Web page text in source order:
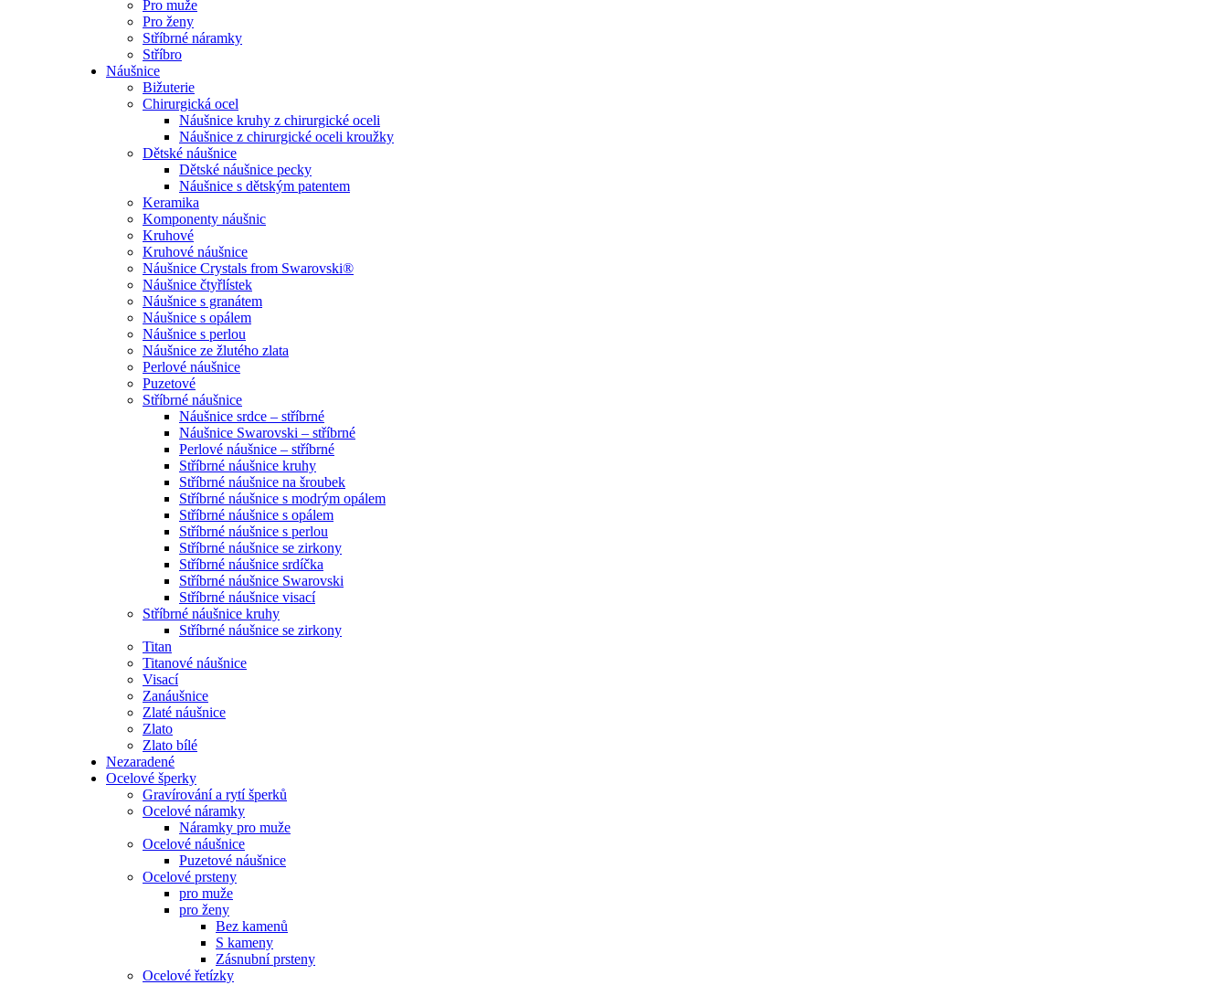
Pro muže
Pro ženy
Stříbrné náramky
Stříbro
Náušnice
Bižuterie
Chirurgická ocel
Náušnice kruhy z chirurgické oceli
Náušnice z chirurgické oceli kroužky
Dětské náušnice
Dětské náušnice pecky
Náušnice s dětským patentem
Keramika
Komponenty náušnic
Kruhové
Kruhové náušnice
Náušnice Crystals from Swarovski®
Náušnice čtyřlístek
Náušnice s granátem
Náušnice s opálem
Náušnice s perlou
Náušnice ze žlutého zlata
Perlové náušnice
Puzetové
Stříbrné náušnice
Náušnice srdce – stříbrné
Náušnice Swarovski – stříbrné
Perlové náušnice – stříbrné
Stříbrné náušnice kruhy
Stříbrné náušnice na šroubek
Stříbrné náušnice s modrým opálem
Stříbrné náušnice s opálem
Stříbrné náušnice s perlou
Stříbrné náušnice se zirkony
Stříbrné náušnice srdíčka
Stříbrné náušnice Swarovski
Stříbrné náušnice visací
Stříbrné náušnice kruhy
Stříbrné náušnice se zirkony
Titan
Titanové náušnice
Visací
Zanáušnice
Zlaté náušnice
Zlato
Zlato bílé
Nezaradené
Ocelové šperky
Gravírování a rytí šperků
Ocelové náramky
Náramky pro muže
Ocelové náušnice
Puzetové náušnice
Ocelové prsteny
pro muže
pro ženy
Bez kamenů
S kameny
Zásnubní prsteny
Ocelové řetízky